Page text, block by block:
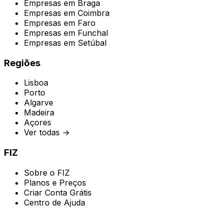
Empresas em Braga
Empresas em Coimbra
Empresas em Faro
Empresas em Funchal
Empresas em Setúbal
Regiões
Lisboa
Porto
Algarve
Madeira
Açores
Ver todas →
FIZ
Sobre o FIZ
Planos e Preços
Criar Conta Grátis
Centro de Ajuda